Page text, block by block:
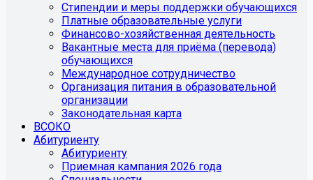
Стипендии и меры поддержки обучающихся
Платные образовательные услуги
Финансово-хозяйственная деятельность
Вакантные места для приёма (перевода)
обучающихся
Международное сотрудничество
Организация питания в образовательной
организации
Законодательная карта
ВСОКО
Абитуриенту
Абитуриенту
Приемная кампания 2026 года